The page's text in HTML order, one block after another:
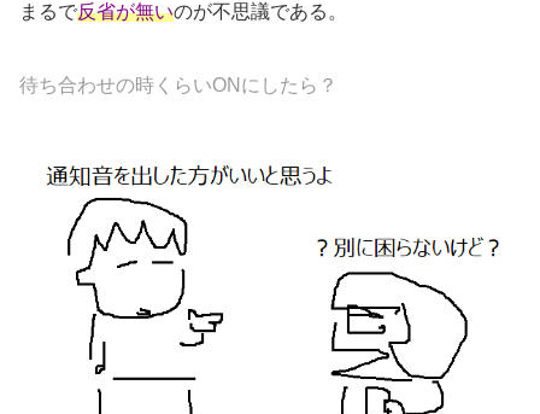
まるで反省が無いのが不思議である。
待ち合わせの時くらいONにしたら？